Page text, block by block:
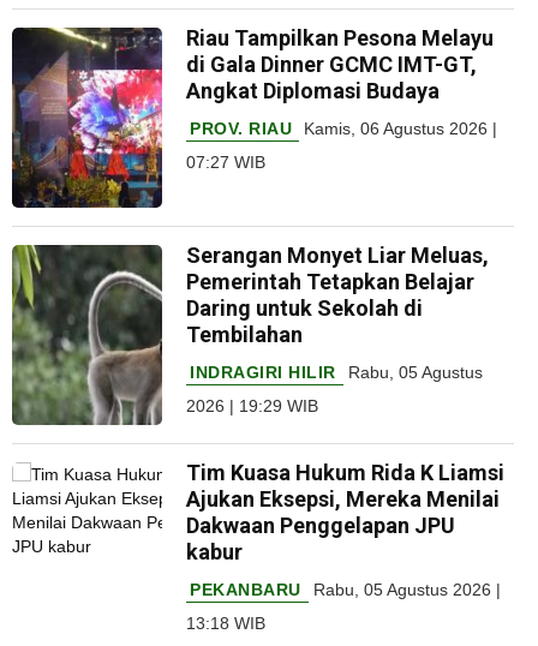
Riau Tampilkan Pesona Melayu
di Gala Dinner GCMC IMT-GT,
Angkat Diplomasi Budaya
PROV. RIAU
Kamis, 06 Agustus 2026 |
07:27 WIB
Serangan Monyet Liar Meluas,
Pemerintah Tetapkan Belajar
Daring untuk Sekolah di
Tembilahan
INDRAGIRI HILIR
Rabu, 05 Agustus
2026 | 19:29 WIB
Tim Kuasa Hukum Rida K Liamsi
Ajukan Eksepsi, Mereka Menilai
Dakwaan Penggelapan JPU
kabur
PEKANBARU
Rabu, 05 Agustus 2026 |
13:18 WIB